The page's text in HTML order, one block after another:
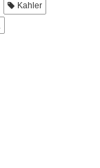
Kahler